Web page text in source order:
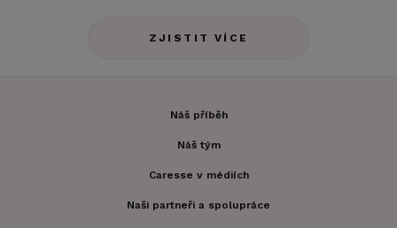
ZJISTIT VÍCE
Náš příběh
Náš tým
Caresse v médiích
Naši partneři a spolupráce